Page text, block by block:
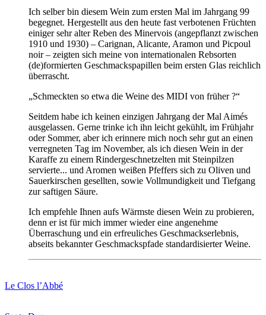
Ich selber bin diesem Wein zum ersten Mal im Jahrgang 99
begegnet. Hergestellt aus den heute fast verbotenen Früchten
einiger sehr alter Reben des Minervois (angepflanzt zwischen
1910 und 1930) – Carignan, Alicante, Aramon und Picpoul
noir – zeigten sich meine von internationalen Rebsorten
(de)formierten Geschmackspapillen beim ersten Glas reichlich
überrascht.
„Schmeckten so etwa die Weine des MIDI von früher ?“
Seitdem habe ich keinen einzigen Jahrgang der Mal Aimés
ausgelassen. Gerne trinke ich ihn leicht gekühlt, im Frühjahr
oder Sommer, aberich erinnere mich noch sehr gut an einen
verregneten Tag im November, als ich diesen Wein in der
Karaffe zu einem Rindergeschnetzelten mit Steinpilzen
servierte... und Aromen weißen Pfeffers sich zu Oliven und
Sauerkirschen gesellten, sowie Vollmundigkeit und Tiefgang
zur saftigen Säure.
Ich empfehle Ihnen aufs Wärmste diesen Wein zu probieren,
denn er ist für mich immer wieder eine angenehme
Überraschung und ein erfreuliches Geschmackserlebnis,
abseits bekannter Geschmackspfade standardisierter Weine.
Le Clos l’Abbé